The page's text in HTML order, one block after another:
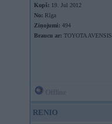
Kopš: 19. Jul 2012
No: Rīga
Ziņojumi: 494
Braucu ar: TOYOTA AVENSIS
RENIO